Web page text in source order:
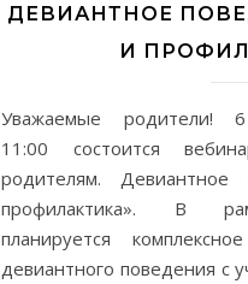
ДЕВИАНТНОЕ
И
Уважаемые
11:00 состоится
родителям.
профилактика». В
планируется
девиантного поведения с